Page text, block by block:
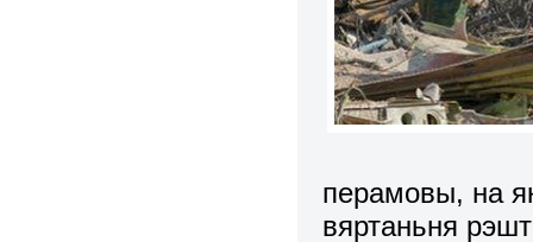
перамовы, на
вяртаньня